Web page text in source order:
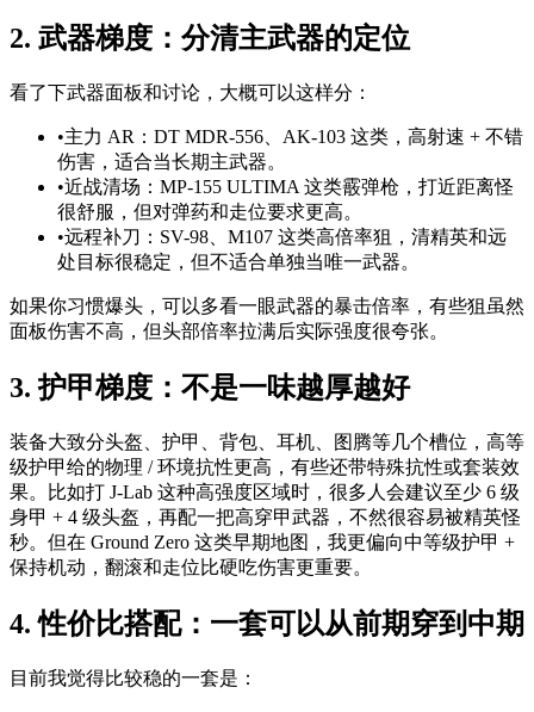
2. 武器梯度：分清主武器的定位
看了下武器面板和讨论，大概可以这样分：
•主力 AR：DT MDR-556、AK-103 这类，高射速 + 不错
伤害，适合当长期主武器。
•近战清场：MP-155 ULTIMA 这类霰弹枪，打近距离怪
很舒服，但对弹药和走位要求更高。
•远程补刀：SV-98、M107 这类高倍率狙，清精英和远
处目标很稳定，但不适合单独当唯一武器。
如果你习惯爆头，可以多看一眼武器的暴击倍率，有些狙虽然
面板伤害不高，但头部倍率拉满后实际强度很夸张。
3. 护甲梯度：不是一味越厚越好
装备大致分头盔、护甲、背包、耳机、图腾等几个槽位，高等
级护甲给的物理 / 环境抗性更高，有些还带特殊抗性或套装效
果。比如打 J-Lab 这种高强度区域时，很多人会建议至少 6 级
身甲 + 4 级头盔，再配一把高穿甲武器，不然很容易被精英怪
秒。但在 Ground Zero 这类早期地图，我更偏向中等级护甲 +
保持机动，翻滚和走位比硬吃伤害更重要。
4. 性价比搭配：一套可以从前期穿到中期
目前我觉得比较稳的一套是：